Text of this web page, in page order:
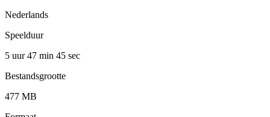
Nederlands
Speelduur
5 uur 47 min 45 sec
Bestandsgrootte
477 MB